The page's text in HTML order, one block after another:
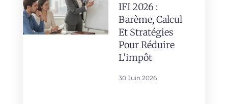
IFI 2026 :
Barème, Calcul
Et Stratégies
Pour Réduire
L’impôt
30 Juin 2026